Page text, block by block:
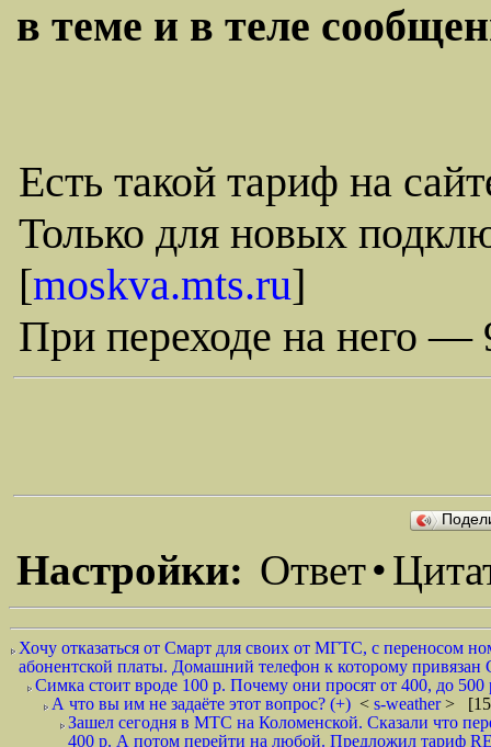
в теме и в теле
Есть такой тариф на
Только для новых
[moskva.mts.ru]
При переходе на него —
Настройки: Ответ•
Хочу отказаться от Смарт для своих от МГТС, с переносом
абонентской платы. Домашний телефон к которому привязан
Симка стоит вроде 100 р. Почему они просят от 400, до 500
А что вы им не задаёте этот вопрос? (+) < s-weather>
Зашел сегодня в МТС на Коломенской. Сказали что
400 р. А потом перейти на любой. Предложил тариф